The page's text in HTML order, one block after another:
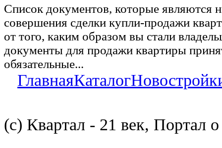
Список документов, которые являются
совершения сделки купли-продажи
от того, каким образом вы стали
документы для продажи квартиры
обязательные...
ГлавнаяКаталог
(с) Квартал - 21 век, Портал